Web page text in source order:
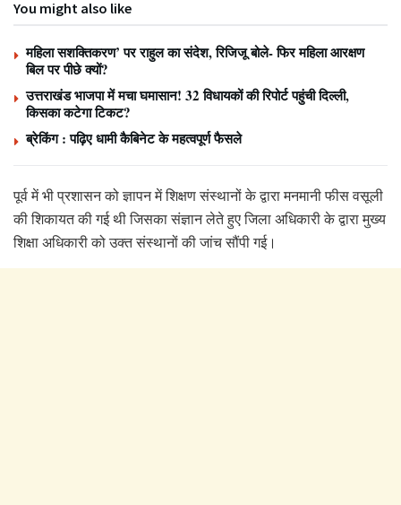
You might also like
महिला सशक्तिकरण’ पर राहुल का संदेश, रिजिजू बोले- फिर महिला आरक्षण
बिल पर पीछे क्यों?
उत्तराखंड भाजपा में मचा घमासान! 32 विधायकों की रिपोर्ट पहुंची दिल्ली,
किसका कटेगा टिकट?
ब्रेकिंग : पढ़िए धामी कैबिनेट के महत्वपूर्ण फैसले
पूर्व में भी प्रशासन को ज्ञापन में शिक्षण संस्थानों के द्वारा मनमानी फीस वसूली
की शिकायत की गई थी जिसका संज्ञान लेते हुए जिला अधिकारी के द्वारा मुख्य
शिक्षा अधिकारी को उक्त संस्थानों की जांच सौंपी गई।